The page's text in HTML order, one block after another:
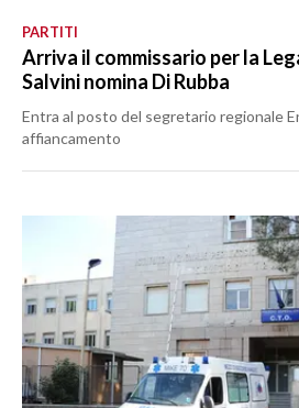
PARTITI
Arriva il commissario per la
Salvini nomina Di Rubba
Entra al posto del segretario regionale
affiancamento